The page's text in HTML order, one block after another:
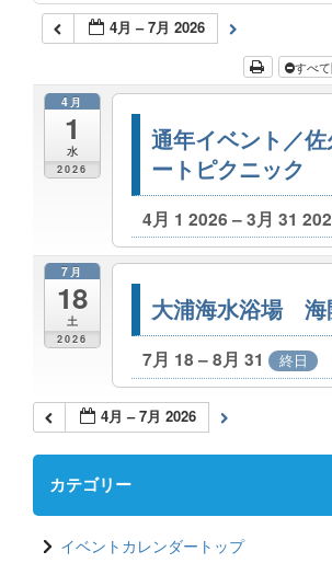
4月 – 7月 2026
すべ
4月
1
水
2026
通年イベント／
ートピクニック
4月 1 2026 – 3月 31
7月
18
土
2026
大浦海水浴場 海
7月 18 – 8月 31 終日
4月 – 7月 2026
カテゴリー
イベントカレンダートップ